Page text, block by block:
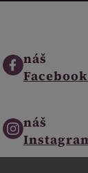
náš
Facebook
náš